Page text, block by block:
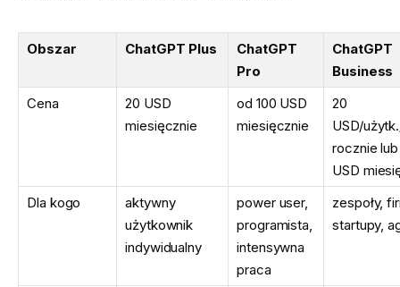
Obszar ChatGPT Plus
ChatGPT
Pro
ChatGPT
Business
Cena
20 USD
miesięcznie
od 100 USD
miesięcznie
20
USD/
rocznie
USD
Dla kogo
aktywny
użytkownik
indywidualny
power user,
programista,
intensywna
praca
zespoły,
startupy,